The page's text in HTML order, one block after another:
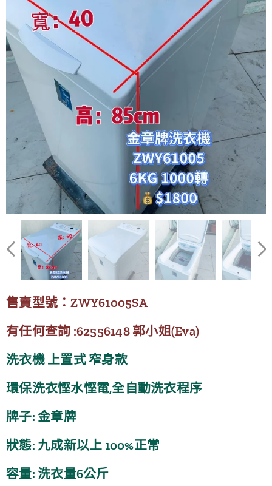
售賣型號：ZWY61005SA
有任何查詢 :62556148 郭小姐(Eva)
洗衣機 上置式 窄身款
環保洗衣慳水慳電,全自動洗衣程序
牌子: 金章牌
狀態: 九成新以上 100%正常
容量: 洗衣量6公斤